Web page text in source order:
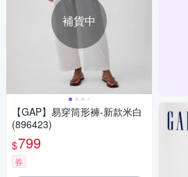
補貨中
【GAP】易穿筒形褲-新款米白
(896423)
$799
券